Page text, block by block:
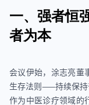
一、强者恒
者为本
会议伊始，涂志亮董
生存法则——持续保
作为中医诊疗领域的